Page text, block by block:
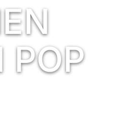
POP